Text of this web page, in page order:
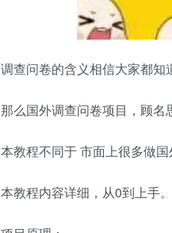
调查问卷的含义相信大家都知
那么国外调查问卷项目，顾名
本教程不同于 市面上很多做
本教程内容详细，从0到上手。